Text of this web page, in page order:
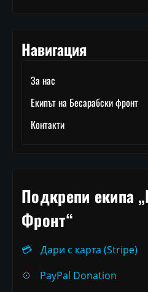
Навигация
За нас
Екипът на Бесарабски фронт
Контакти
Подкрепи екипа
Фронт“
💳
Дари с карта (Stripe)
💠
PayPal Donation